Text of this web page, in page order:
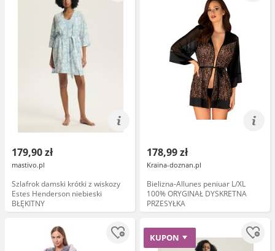
179,90 zł
mastivo.pl
Szlafrok damski krótki z wiskozy
Estes Henderson niebieski
BŁĘKITNY
178,99 zł
Kraina-doznan.pl
Bielizna-Allunes peniuar L/XL
100% ORYGINAŁ DYSKRETNA
PRZESYŁKA
KUPON